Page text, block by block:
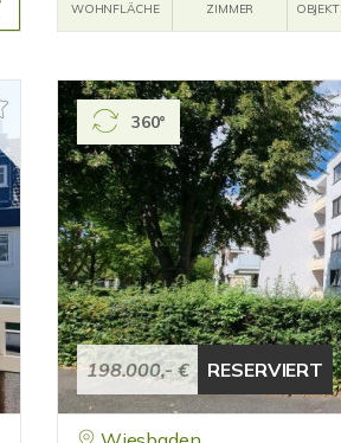
WOHNFLÄCHE
ZIMMER
198.000,- € RESERVIERT
360°